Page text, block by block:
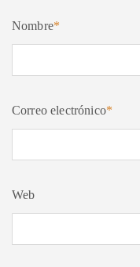
Nombre*
Correo electrónico*
Web